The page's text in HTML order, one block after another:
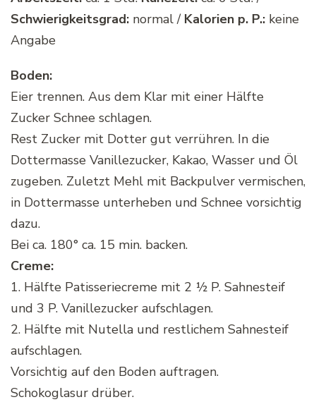
Schwierigkeitsgrad: normal / Kalorien p. P.: keine
Angabe
Boden:
Eier trennen. Aus dem Klar mit einer Hälfte
Zucker Schnee schlagen.
Rest Zucker mit Dotter gut verrühren. In die
Dottermasse Vanillezucker, Kakao, Wasser und Öl
zugeben. Zuletzt Mehl mit Backpulver vermischen,
in Dottermasse unterheben und Schnee vorsichtig
dazu.
Bei ca. 180° ca. 15 min. backen.
Creme:
1. Hälfte Patisseriecreme mit 2 ½ P. Sahnesteif
und 3 P. Vanillezucker aufschlagen.
2. Hälfte mit Nutella und restlichem Sahnesteif
aufschlagen.
Vorsichtig auf den Boden auftragen.
Schokoglasur drüber.